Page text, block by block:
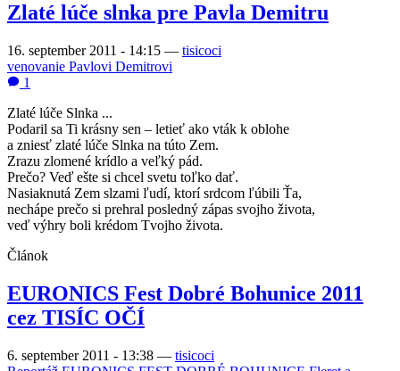
Zlaté lúče slnka pre Pavla Demitru
16. september 2011 - 14:15 — tisicoci
venovanie Pavlovi Demitrovi
1
Zlaté lúče Slnka ...
Podaril sa Ti krásny sen – letieť ako vták k oblohe
a zniesť zlaté lúče Slnka na túto Zem.
Zrazu zlomené krídlo a veľký pád.
Prečo? Veď ešte si chcel svetu toľko dať.
Nasiaknutá Zem slzami ľudí, ktorí srdcom ľúbili Ťa,
nechápe prečo si prehral posledný zápas svojho života,
veď výhry boli krédom Tvojho života.
Článok
EURONICS Fest Dobré Bohunice 2011
cez TISÍC OČÍ
6. september 2011 - 13:38 — tisicoci